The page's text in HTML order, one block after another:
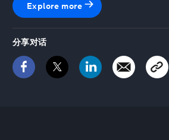
Explore more
分享对话